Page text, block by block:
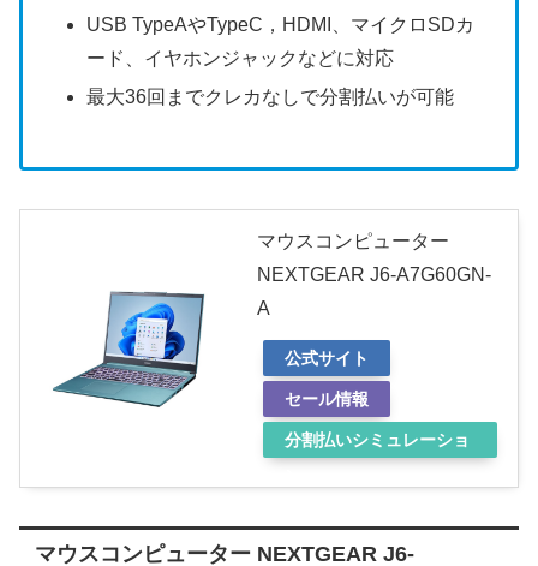
USB TypeAやTypeC，HDMI、マイクロSDカ
ード、イヤホンジャックなどに対応
最大36回までクレカなしで分割払いが可能
マウスコンピューター
NEXTGEAR J6-A7G60GN-
A
公式サイト
セール情報
分割払いシミュレーショ
マウスコンピューター NEXTGEAR J6-